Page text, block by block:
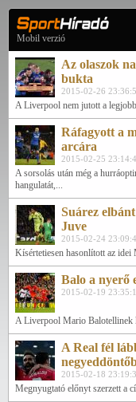
Mobil verzió
Az olaszok
bukta
2015-02-26
A Liverpool nem jutott a
Ráfagyott a
arcára
2015-02-25
A sorsolás után még a
hangulatát,...
Suárez
Juve
2015-02-24
Kísértetiesen hasonlított az
Balo a nyerő
2015-02-19
A Liverpool Mario Balotellinek
A Real fél
2015-02-18
Megnyugtató előnyt szerzett a